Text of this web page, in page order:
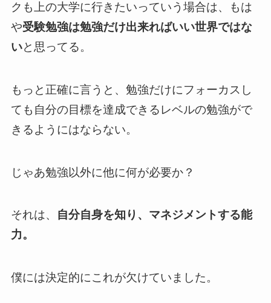
クも上の大学に行きたいっていう場合は、もは
や受験勉強は勉強だけ出来ればいい世界ではな
いと思ってる。
もっと正確に言うと、勉強だけにフォーカスし
ても自分の目標を達成できるレベルの勉強がで
きるようにはならない。
じゃあ勉強以外に他に何が必要か？
それは、 自分自身を知り、マネジメントする能
力。
僕には決定的にこれが欠けていました。